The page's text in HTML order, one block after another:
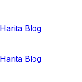
Harita Blog
Harita Blog